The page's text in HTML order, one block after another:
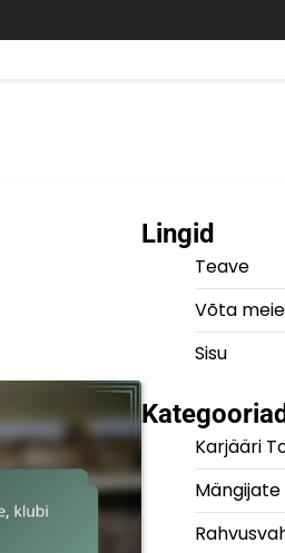
Lingid
Teave
Võta
Sisu
Kategooriad
Karjääri